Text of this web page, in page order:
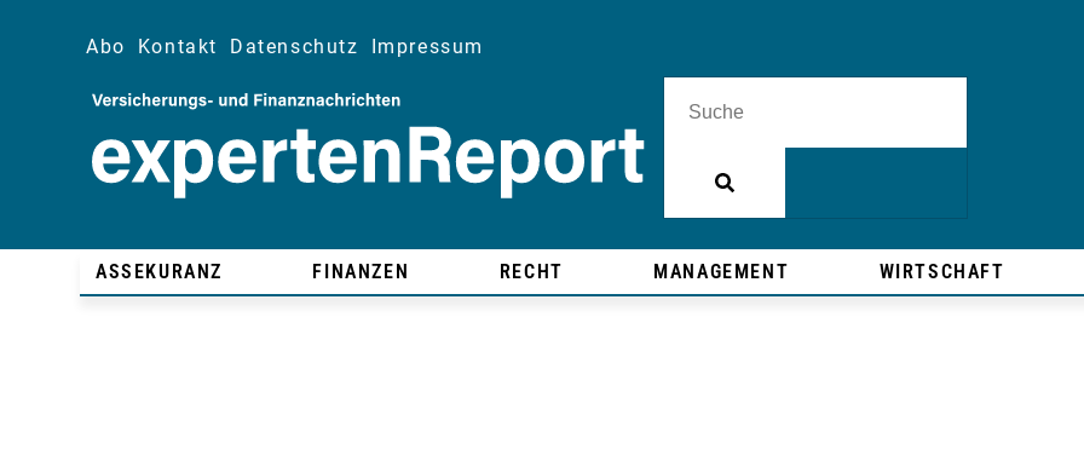
Abo Kontakt Datenschutz Impressum
ASSEKURANZ FINANZEN RECHT MANAGEMENT WIRTSCHAFT